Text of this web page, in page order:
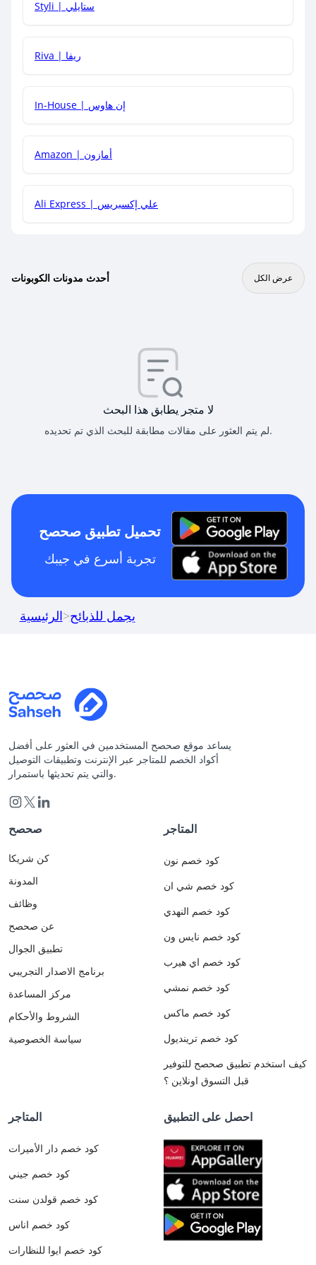
هل يمكنني جمع كود خصم مع العروض الأخرى؟
Styli | ستايلي
Riva | ريفا
In-House | إن هاوس
Amazon | أمازون
Ali Express | علي إكسبريس
أحدث مدونات الكوبونات عرض الكل
لا متجر يطابق هذا البحث
لم يتم العثور على مقالات مطابقة للبحث الذي تم تحديده.
تحميل تطبيق صحصح
تجربة أسرع في جيبك
الرئيسية>يجمل للذبائح
يساعد موقع صحصح المستخدمين في العثور على أفضل
أكواد الخصم للمتاجر عبر الإنترنت وتطبيقات التوصيل
والتي يتم تحديثها باستمرار.
صحصح
كن شريكا
المدونة
وظائف
عن صحصح
تطبيق الجوال
برنامج الاصدار التجريبي
مركز المساعدة
الشروط والأحكام
سياسة الخصوصية
المتاجر
كود خصم نون
كود خصم شي ان
كود خصم النهدي
كود خصم نايس ون
كود خصم اي هيرب
كود خصم نمشي
كود خصم ماكس
كود خصم ترينديول
كيف استخدم تطبيق صحصح للتوفير
قبل التسوق اونلاين ؟
المتاجر
كود خصم دار الأميرات
كود خصم جيني
كود خصم قولدن سنت
كود خصم اناس
كود خصم ايوا للنظارات
احصل على التطبيق